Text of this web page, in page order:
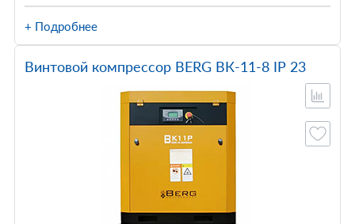
+ Подробнее
Винтовой компрессор BERG ВК-11-8 IP 23